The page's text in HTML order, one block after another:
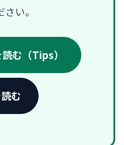
い。
む（Tips）
む